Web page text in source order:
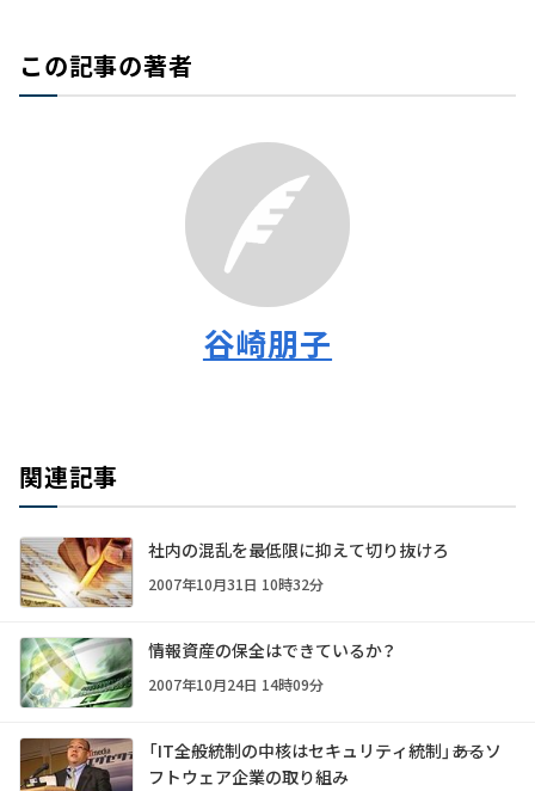
この記事の著者
谷崎朋子
関連記事
社内の混乱を最低限に抑えて切り抜けろ
2007年10月31日 10時32分
情報資産の保全はできているか？
2007年10月24日 14時09分
「IT全般統制の中核はセキュリティ統制」――あるソ
フトウェア企業の取り組み